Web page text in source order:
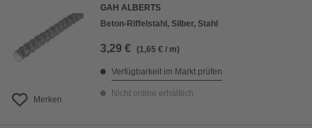
Preis aufsteigend
Preis absteigend
Merken
GAH ALBERTS
Beton-Riffelstahl, Silber, Stahl
3,29 € (1,65 € / m)
Verfügbarkeit im Markt prüfen
Nicht online erhältlich